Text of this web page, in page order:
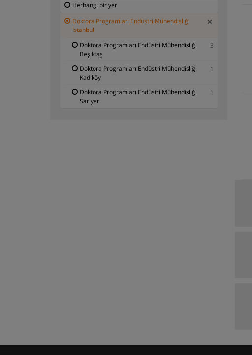
Herhangi bir yer
Doktora Programları Endüstri Mühendisliği
İstanbul
Doktora Programları Endüstri Mühendisliği
Beşiktaş
3
Doktora Programları Endüstri Mühendisliği
Kadıköy
1
Doktora Programları Endüstri Mühendisliği
Sarıyer
1